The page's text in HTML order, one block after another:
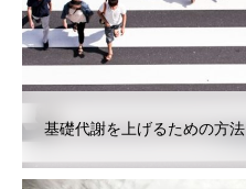
基礎代謝を上げるための方法